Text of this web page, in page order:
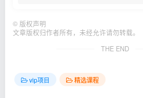
© 版权声明
文章版权归作者所有，未经允许请勿转载。
THE END
vip项目 精选课程